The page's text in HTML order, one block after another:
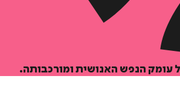
עומק הנפש האנושית ומורכבותה.